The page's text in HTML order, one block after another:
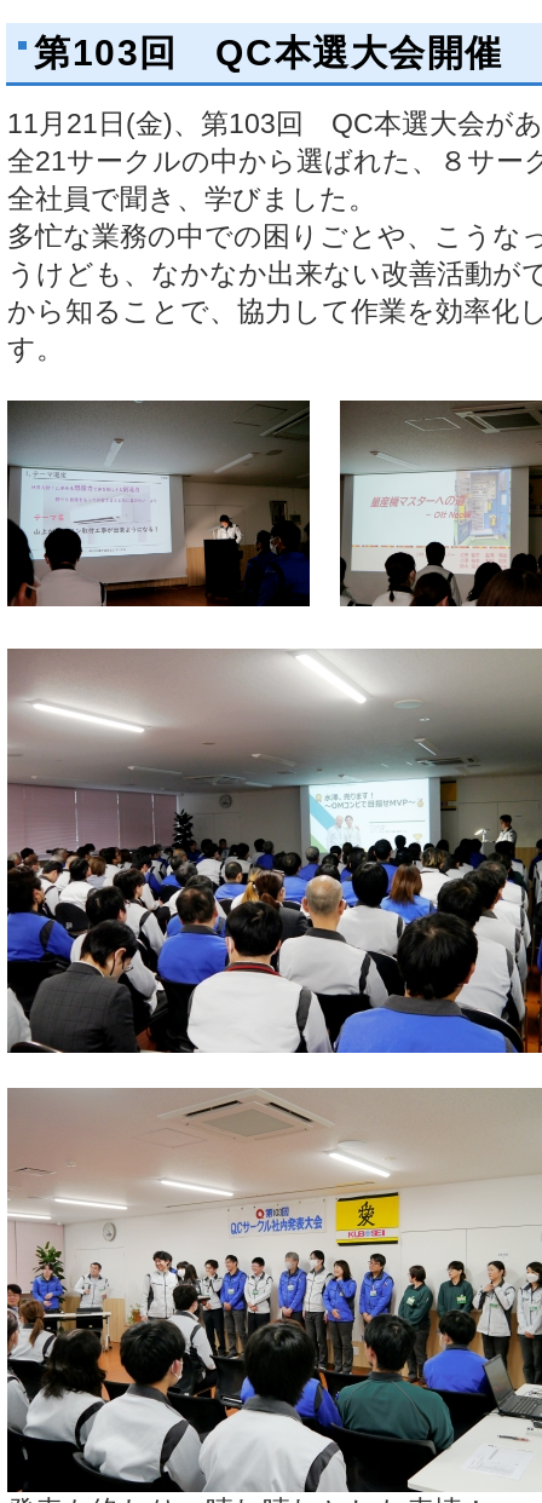
第103回 QC本選大会開催
11月21日(金)、第103回 QC本選大会が
全21サークルの中から選ばれた、８サー
全社員で聞き、学びました。
多忙な業務の中での困りごとや、こうな
うけども、なかなか出来ない改善活動が
から知ることで、協力して作業を効率化
す。